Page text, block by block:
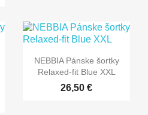
NEBBIA Pánske šortky
Relaxed-fit Blue XXL
26,50 €